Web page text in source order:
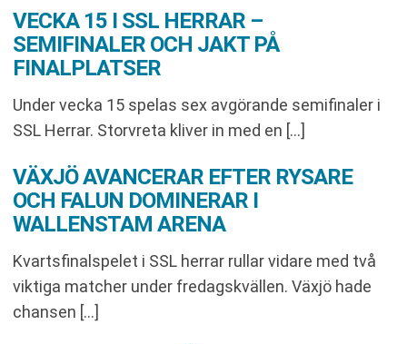
VECKA 15 I SSL HERRAR –
SEMIFINALER OCH JAKT PÅ
FINALPLATSER
Under vecka 15 spelas sex avgörande semifinaler i
SSL Herrar. Storvreta kliver in med en […]
VÄXJÖ AVANCERAR EFTER RYSARE
OCH FALUN DOMINERAR I
WALLENSTAM ARENA
Kvartsfinalspelet i SSL herrar rullar vidare med två
viktiga matcher under fredagskvällen. Växjö hade
chansen […]